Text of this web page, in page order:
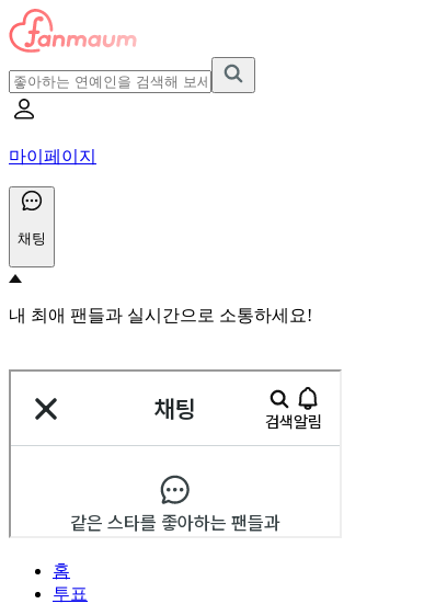
마이페이지
채팅
내 최애 팬들과 실시간으로 소통하세요!
홈
투표